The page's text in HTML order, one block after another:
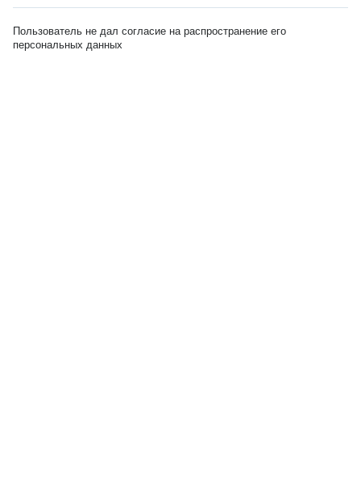
Пользователь не дал согласие на распространение его
персональных данных